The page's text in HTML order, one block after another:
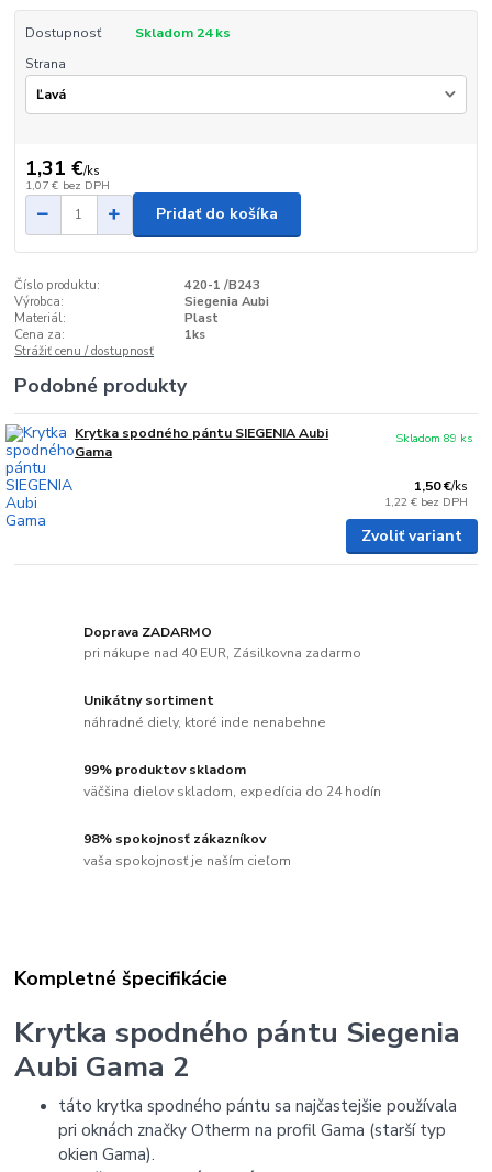
Dostupnosť
Skladom 24 ks
Strana
1,31 €/ks
1,07 € bez DPH
Pridať do košíka
Číslo produktu:
420-1 /B243
Výrobca:
Siegenia Aubi
Materiál:
Plast
Cena za:
1ks
Strážiť cenu / dostupnosť
Podobné produkty
Krytka spodného pántu SIEGENIA Aubi
Gama
1,50 €/ks
1,22 € bez DPH
Skladom 89 ks
Zvoliť variant
Doprava ZADARMO
pri nákupe nad 40 EUR, Zásilkovna zadarmo
Unikátny sortiment
náhradné diely, ktoré inde nenabehne
99% produktov skladom
väčšina dielov skladom, expedícia do 24 hodín
98% spokojnosť zákazníkov
vaša spokojnosť je naším cieľom
Kompletné špecifikácie
Krytka spodného pántu Siegenia
Aubi Gama 2
táto krytka spodného pántu sa najčastejšie používala
pri oknách značky Otherm na profil Gama (starší typ
okien Gama).